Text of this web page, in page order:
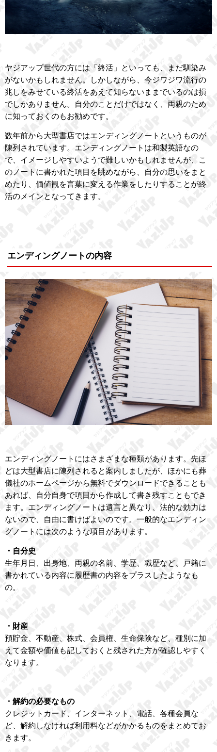
ヤジアップ世代の方には「終活」といっても、まだ馴染み
がないかもしれません。しかしながら、今ジワジワ流行の
兆しをみせている終活をあえて知らないままでいるのは損
でしかありません。自分のことだけではなく、両親のため
に知っておくのもお勧めです。
数年前から大型書店ではエンディングノートというものが
陳列されています。エンディングノートは和製英語なの
で、イメージしやすいようで難しいかもしれませんが、こ
のノートに書かれた項目を眺めながら、自分の思いをまと
めたり、価値観を言葉に変える作業をしたりすることが終
活のメインとなってきます。
エンディングノートの内容
エンディングノートにはさまざまな種類があります。先ほ
どは大型書店に陳列されると案内しましたが、ほかにも葬
儀社のホームページから無料でダウンロードできることも
あれば、自分自身で項目から作成して書き残すこともでき
ます。エンディングノートは遺言と異なり、法的な効力は
ないので、自由に書けばよいのです。一般的なエンディン
グノートには次のような項目があります。
・自分史
生年月日、出身地、両親の名前、学歴、職歴など、戸籍に
書かれている内容に履歴書の内容をプラスしたようなも
の。
・財産
預貯金、不動産、株式、会員権、生命保険など、種別に加
えて金額や価値も記しておくと残された方が確認しやすく
なります。
・解約の必要なもの
クレジットカード、インターネット、電話、各種会員な
ど、解約しなければ利用料などがかかるものをまとめてお
きます。